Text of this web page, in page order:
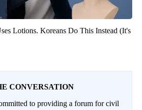
Lotions. Koreans Do This Instead (It's
CONVERSATION
to providing a forum for civil